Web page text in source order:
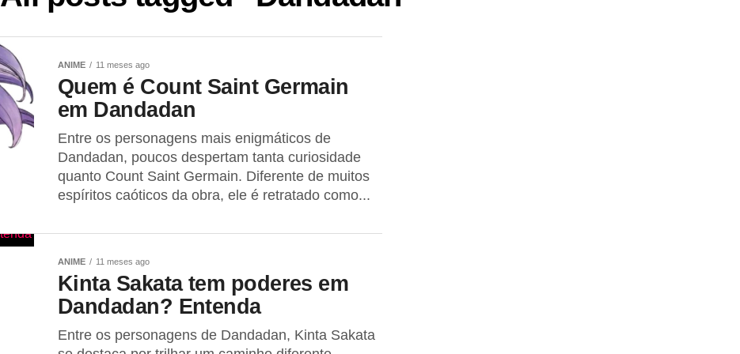
ANIME 11 meses ago
Quem é Count Saint Germain
em Dandadan
Entre os personagens mais enigmáticos de
Dandadan, poucos despertam tanta curiosidade
quanto Count Saint Germain. Diferente de muitos
espíritos caóticos da obra, ele é retratado como...
ANIME 11 meses ago
Kinta Sakata tem poderes em
Dandadan? Entenda
Entre os personagens de Dandadan, Kinta Sakata